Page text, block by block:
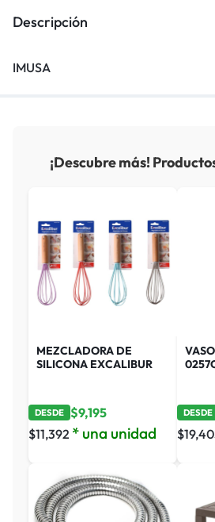
Descripción
IMUSA
¡Descubre más!
MEZCLADORA DE
SILICONA EXCALIBUR
DESDE $9,195
$11,392 * una unidad
DESDE
$